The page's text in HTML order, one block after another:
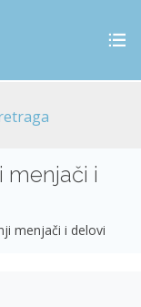
menjači i
menjači i delovi